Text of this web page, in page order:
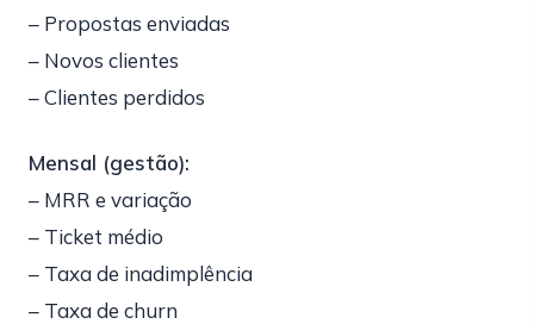
– Propostas enviadas
– Novos clientes
– Clientes perdidos
Mensal (gestão):
– MRR e variação
– Ticket médio
– Taxa de inadimplência
– Taxa de churn